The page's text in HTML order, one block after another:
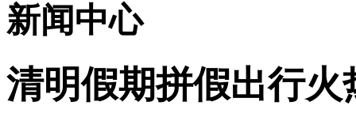
新闻中心
清明假期拼假出行